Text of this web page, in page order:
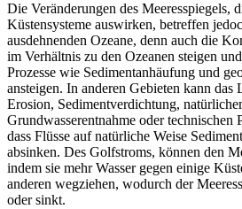
Die Veränderungen des Meeresspiegels,
Küstensysteme auswirken, betreffen
ausdehnenden Ozeane, denn auch die
im Verhältnis zu den Ozeanen steigen
Prozesse wie Sedimentanhäufung und
ansteigen. In anderen Gebieten kann das
Erosion, Sedimentverdichtung,
Grundwasserentnahme oder technischen
dass Flüsse auf natürliche Weise
absinken. Des Golfstroms, können den
indem sie mehr Wasser gegen einige
anderen wegziehen, wodurch der
oder sinkt.